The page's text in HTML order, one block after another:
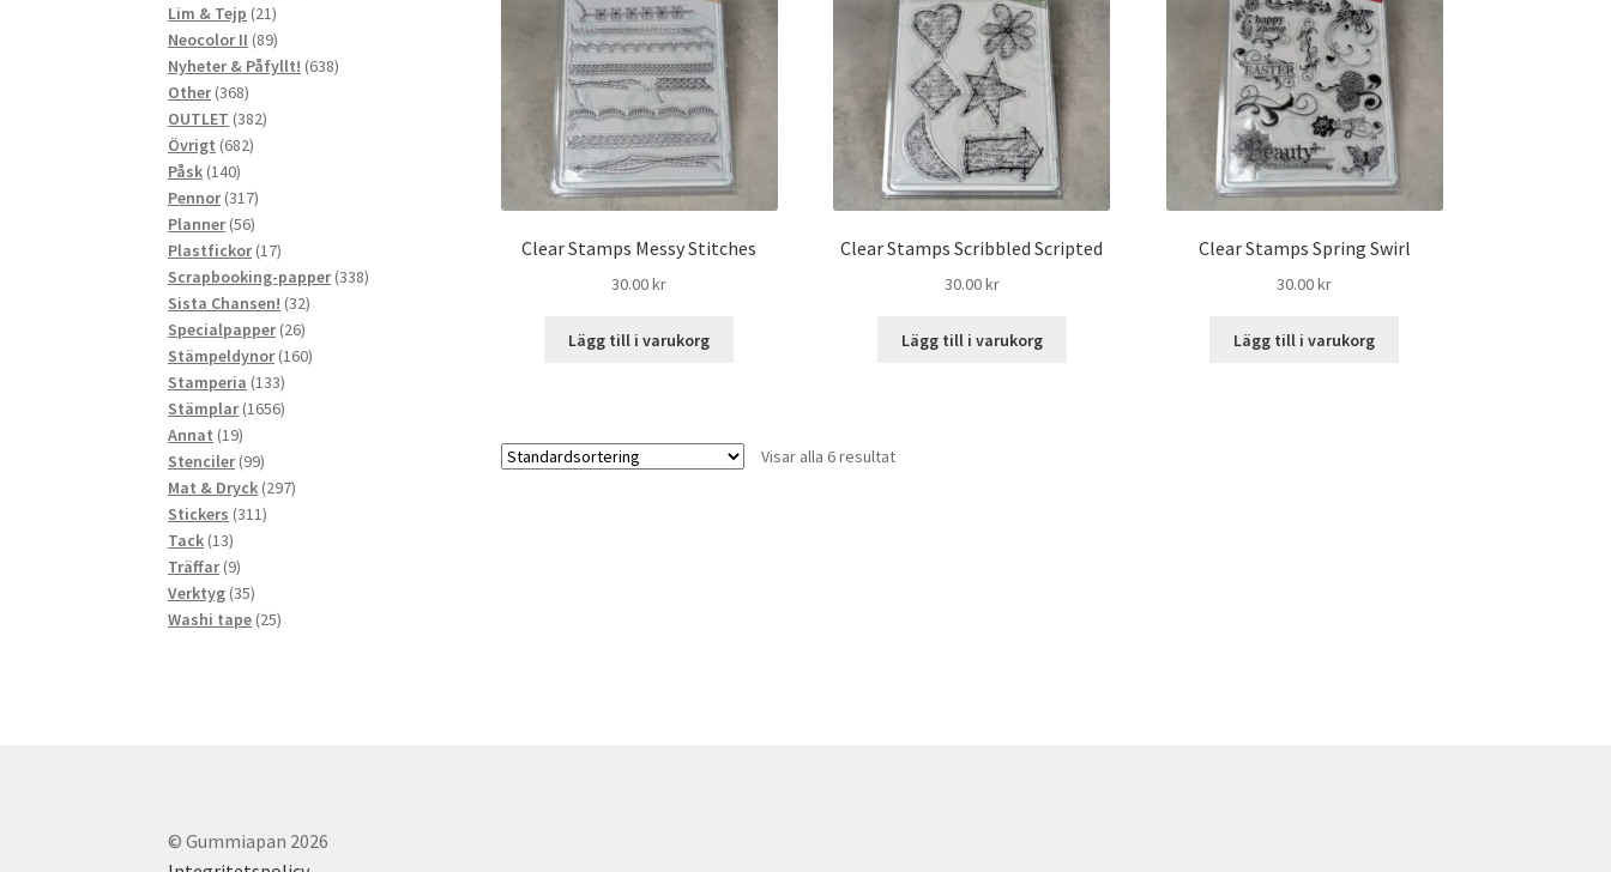
Clear Stamps Messy Stitches
30.00kr
Lägg till i varukorg
Clear Stamps Scribbled Scripted
30.00kr
Lägg till i varukorg
Clear Stamps Spring Swirl
30.00kr
Lägg till i varukorg
Visar alla 6 resultat
Lim & Tejp 2121
produkter
Neocolor II 8989
produkter
Nyheter & Påfyllt! 638638
Other 368368
produkter
OUTLET 382382
Övrigt 682682
Påsk 140140
produkter
Pennor 317317
produkter
Planner 5656
produkter
Plastfickor 1717
produkter
Scrapbooking-papper 338338
Sista Chansen! 3232
Specialpapper 2626
produkter
Stämpeldynor 160160
Stamperia 133133
produkter
Stämplar 16561656
Annat 1919
produkter
Stenciler 9999
produkter
Mat & Dryck 297297
Stickers 311311
Tack 1313
produkter
Träffar 99
produkter
Verktyg 3535
produkter
Washi tape 2525
© Gummiapan 2026